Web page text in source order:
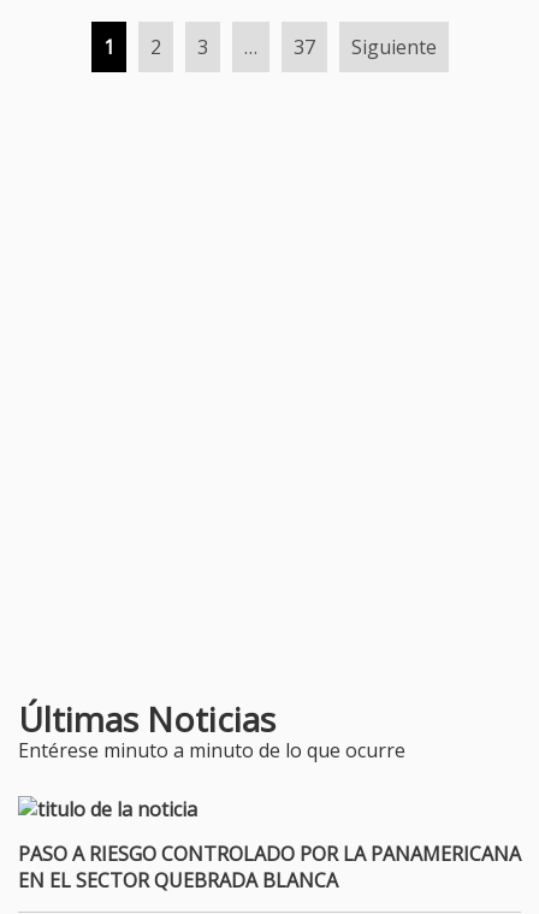
Paginación
1 2 3 … 37 Siguiente
Últimas Noticias
Entérese minuto a minuto de lo que ocurre
PASO A RIESGO CONTROLADO POR LA PANAMERICANA
EN EL SECTOR QUEBRADA BLANCA